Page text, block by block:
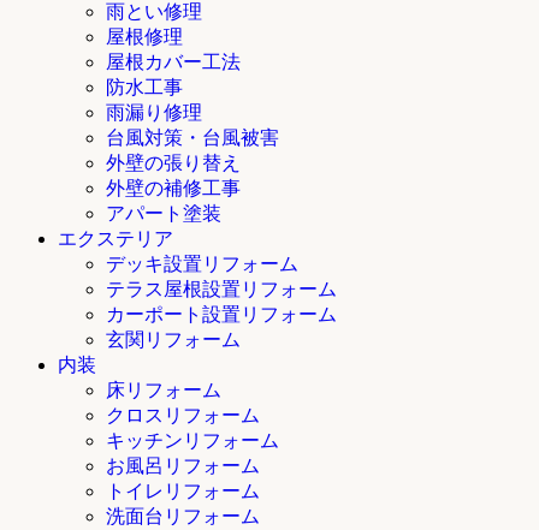
雨とい修理
屋根修理
屋根カバー工法
防水工事
雨漏り修理
台風対策・台風被害
外壁の張り替え
外壁の補修工事
アパート塗装
エクステリア
デッキ設置リフォーム
テラス屋根設置リフォーム
カーポート設置リフォーム
玄関リフォーム
内装
床リフォーム
クロスリフォーム
キッチンリフォーム
お風呂リフォーム
トイレリフォーム
洗面台リフォーム